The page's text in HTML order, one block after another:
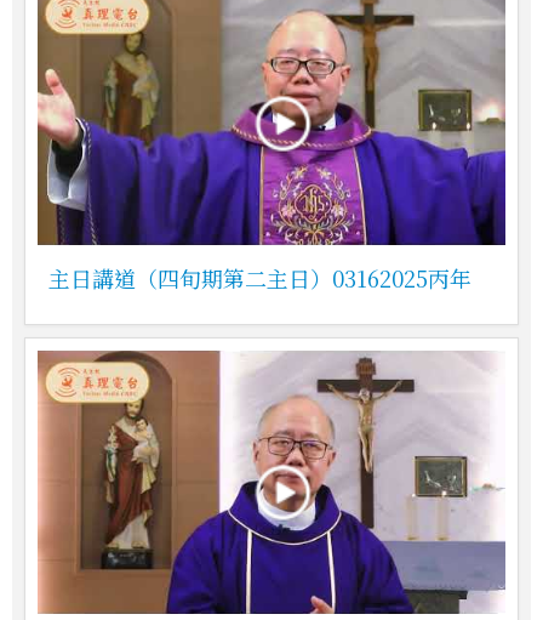
主日講道（四旬期第二主日）03162025丙年